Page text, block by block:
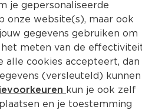
je gepersonaliseerde
onze website(s), maar ook
gegevens gebruiken om
meten van de
alle cookies accepteert, dan
(versleuteld) kunnen
kun je ook zelf
en je toestemming